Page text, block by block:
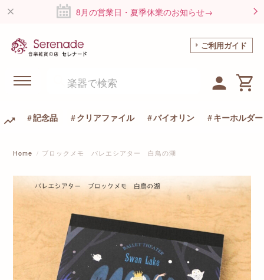
8月の営業日・夏季休業のお知らせ→
ご利用ガイド
記念品 クリアファイル バイオリン キーホルダー
Home ブロックメモ バレエシアター 白鳥の湖